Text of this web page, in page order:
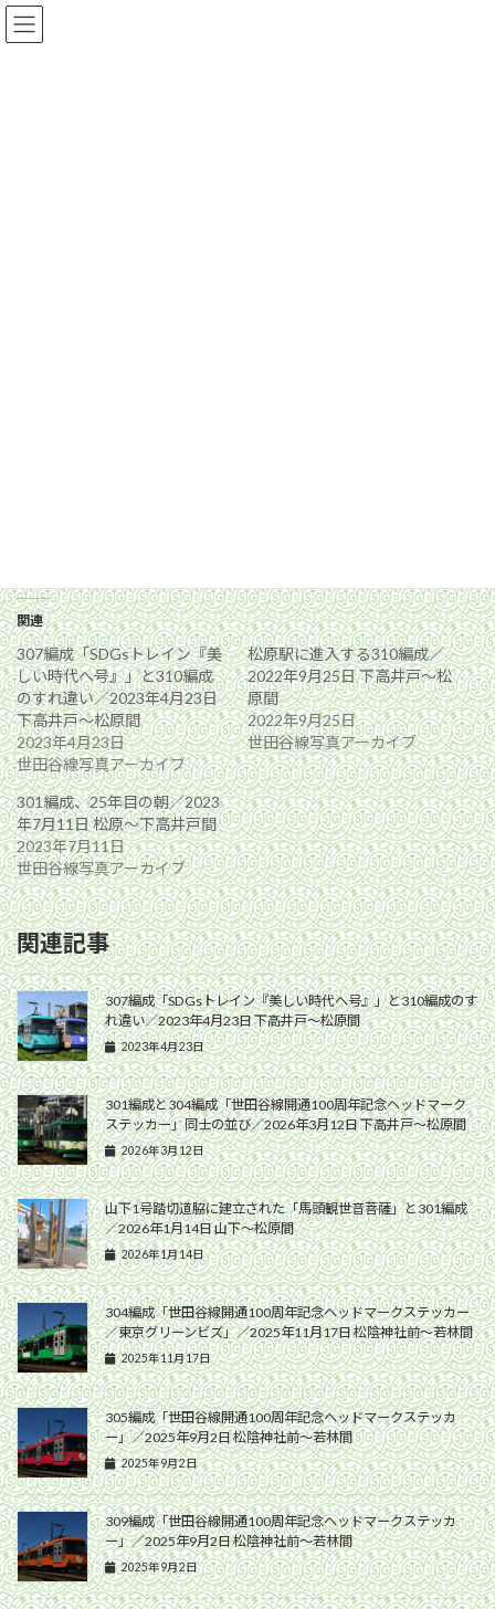
コ
ン
ナ
ビ
関連
307編成「SDGsトレイン『美
しい時代へ号』」と310編成
のすれ違い／2023年4月23日
下高井戸〜松原間
2023年4月23日
世田谷線写真アーカイブ
松原駅に進入する310編成／
2022年9月25日 下高井戸〜松
原間
2022年9月25日
世田谷線写真アーカイブ
301編成、25年目の朝／2023
年7月11日 松原〜下高井戸間
2023年7月11日
世田谷線写真アーカイブ
関連記事
307編成「SDGsトレイン『美しい時代へ号』」と310編成のす
れ違い／2023年4月23日 下高井戸〜松原間
2023年4月23日
301編成と304編成「世田谷線開通100周年記念ヘッドマーク
ステッカー」同士の並び／2026年3月12日 下高井戸〜松原間
2026年3月12日
山下1号踏切道脇に建立された「馬頭観世音菩薩」と301編成
／2026年1月14日 山下〜松原間
2026年1月14日
304編成「世田谷線開通100周年記念ヘッドマークステッカー
／東京グリーンビズ」／2025年11月17日 松陰神社前〜若林間
2025年11月17日
305編成「世田谷線開通100周年記念ヘッドマークステッカ
ー」／2025年9月2日 松陰神社前〜若林間
2025年9月2日
309編成「世田谷線開通100周年記念ヘッドマークステッカ
ー」／2025年9月2日 松陰神社前〜若林間
2025年9月2日